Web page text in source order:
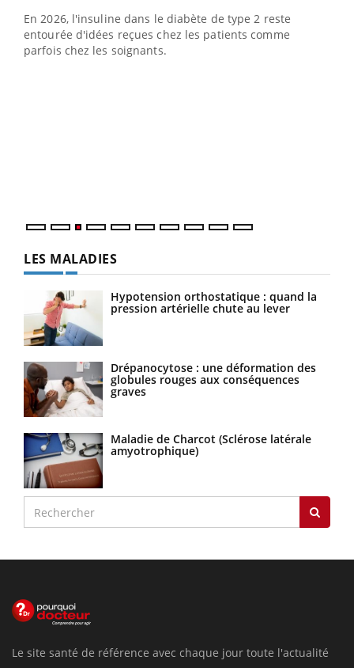
En 2026, l'insuline dans le diabète de type 2 reste
entourée d'idées reçues chez les patients comme
parfois chez les soignants.
LES MALADIES
Hypotension orthostatique : quand la
pression artérielle chute au lever
Drépanocytose : une déformation des
globules rouges aux conséquences
graves
Maladie de Charcot (Sclérose latérale
amyotrophique)
Le site santé de référence avec chaque jour toute l'actualité